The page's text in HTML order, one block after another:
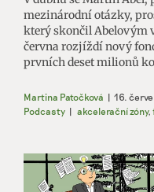
mezinárodní otázky,
který skončil Abelovým
června rozjíždí nový
prvních deset milionů
Martina Patočková | 16.
Podcasty | akcelerační zóny,